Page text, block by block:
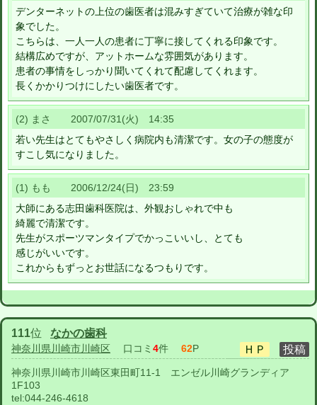
デンターネットの上位の歯医者は混みすぎていて治療が雑な印
象でした。
こちらは、一人一人の患者に丁寧に接してくれる印象です。
結構広めですが、アットホームな雰囲気があります。
患者の事情をしっかり聞いてくれて配慮してくれます。
長くかかりつけにしたい歯医者です。
(2) まさ 2007/07/31(火) 14:35
若い先生はとてもやさしく病院内も清潔です。女の子の態度が
すこし気になりました。
(1) もも 2006/12/24(日) 23:59
大師にある志田歯科医院は、外観おしゃれで中も
綺麗で清潔です。
先生がスポーツマンタイプでかっこいいし、とても
感じがいいです。
これからもずっとお世話になるつもりです。
111位 なかの歯科
神奈川県川崎市川崎区 口コミ 4件 62P
神奈川県川崎市川崎区東田町11-1 エンゼル川崎グランディア
1F103
tel:044-246-4618